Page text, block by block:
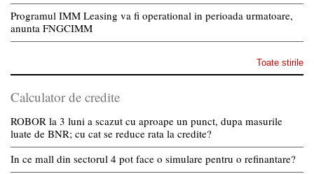
Programul IMM Leasing va fi operational in perioada urmatoare,
anunta FNGCIMM
Toate stirile
Calculator de credite
ROBOR la 3 luni a scazut cu aproape un punct, dupa masurile
luate de BNR; cu cat se reduce rata la credite?
In ce mall din sectorul 4 pot face o simulare pentru o refinantare?